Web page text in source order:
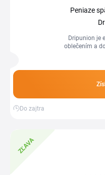
outfit za menej, než ste
Peniaze
Dripunion je
oblečením a
Do zajtra
ZĽAVA